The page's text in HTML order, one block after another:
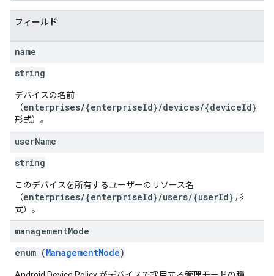
フィールド
name
string
デバイスの名前
（enterprises/{enterpriseId}/devices/{deviceId}
形式）。
userName
string
このデバイスを所有するユーザーのリソース名
（enterprises/{enterpriseId}/users/{userId} 形
式）。
managementMode
enum (ManagementMode)